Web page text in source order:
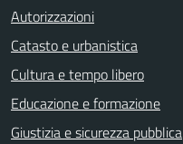
Autorizzazioni
Catasto e urbanistica
Cultura e tempo libero
Educazione e formazione
Giustizia e sicurezza pubblica